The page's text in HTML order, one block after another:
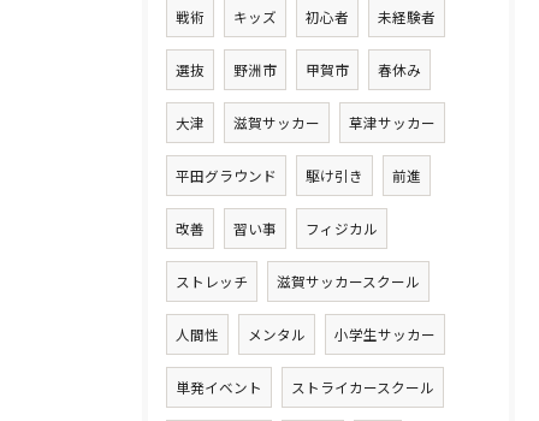
戦術 キッズ 初心者 未経験者
選抜 野洲市 甲賀市 春休み
大津 滋賀サッカー 草津サッカー
平田グラウンド 駆け引き 前進
改善 習い事 フィジカル
ストレッチ 滋賀サッカースクール
人間性 メンタル 小学生サッカー
単発イベント ストライカースクール